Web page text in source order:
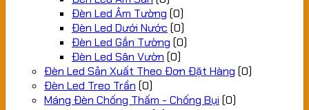
Đèn Led Âm Tường (0)
Đèn Led Dưới Nước (0)
Đèn Led Gắn Tường (0)
Đèn Led Sân Vườn (0)
Đèn Led Sản Xuất Theo Đơn Đặt Hàng (0)
Đèn Led Treo Trần (0)
Máng Đèn Chống Thấm - Chống Bụi (0)